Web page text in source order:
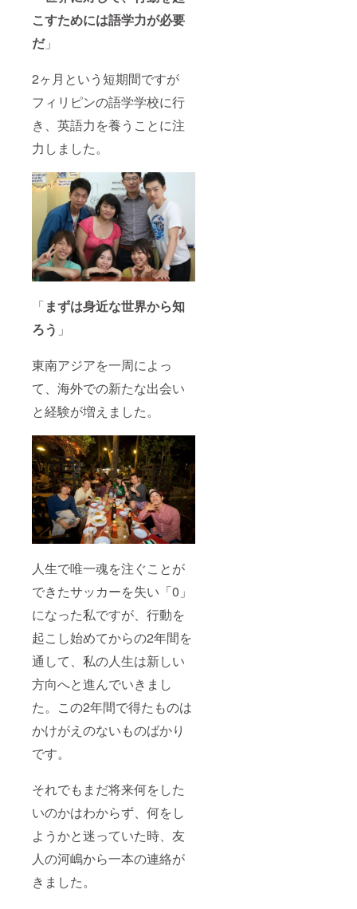
こすためには語学力が必要
だ」
2ヶ月という短期間ですが
フィリピンの語学学校に行
き、英語力を養うことに注
力しました。
「まずは身近な世界から知
ろう 」
東南アジアを一周によっ
て、海外での新たな出会い
と経験が増えました。
人生で唯一魂を注ぐことが
できたサッカーを失い「0」
になった私ですが、行動を
起こし始めてからの2年間を
通して、私の人生は新しい
方向へと進んでいきまし
た。この2年間で得たものは
かけがえのないものばかり
です。
それでもまだ将来何をした
いのかはわからず、何をし
ようかと迷っていた時、友
人の河嶋から一本の連絡が
きました。